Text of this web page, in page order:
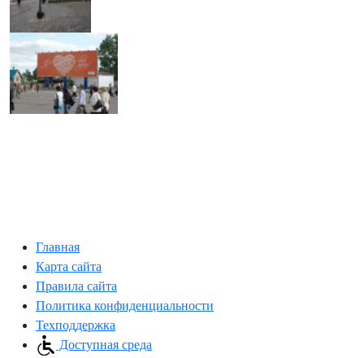
Главная
Карта сайта
Правила сайта
Политика конфиденциальности
Техподдержка
Доступная среда